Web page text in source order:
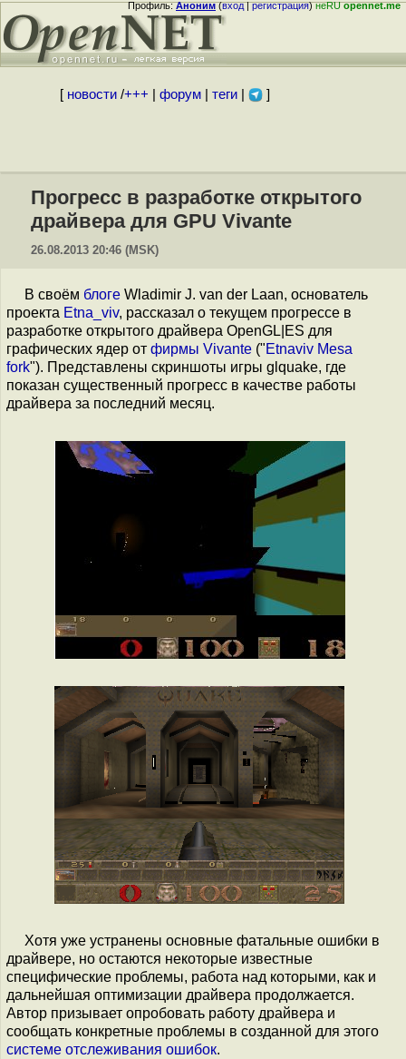
Профиль:Аноним(вход|регистрация)неRUopennet.me
[ новости/+++ форум| теги| ]
Прогресс в разработке открытого
драйвера для GPU Vivante
26.08.2013 20:46 (MSK)
В своём блоге Wladimir J. van der Laan, основатель
проекта Etna_viv, рассказал о текущем прогрессе в
разработке открытого драйвера OpenGL|ES для
графических ядер от фирмы Vivante ("Etnaviv Mesa
fork"). Представлены скриншоты игры glquake, где
показан существенный прогресс в качестве работы
драйвера за последний месяц.
Хотя уже устранены основные фатальные ошибки в
драйвере, но остаются некоторые известные
специфические проблемы, работа над которыми, как и
дальнейшая оптимизации драйвера продолжается.
Автор призывает опробовать работу драйвера и
сообщать конкретные проблемы в созданной для этого
системе отслеживания ошибок.